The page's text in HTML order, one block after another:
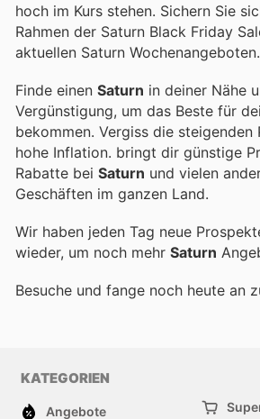
hoch im Kurs stehen. Sichern Sie
Rahmen der Saturn Black Friday
aktuellen Saturn Wochenangeboten.
Finde einen Saturn in deiner Nähe
Vergünstigung, um das Beste für
bekommen. Vergiss die steigenden
hohe Inflation. bringt dir günstige
Rabatte bei Saturn und vielen
Geschäften im ganzen Land.
Wir haben jeden Tag neue
wieder, um noch mehr Saturn
Besuche und fange noch heute an
KATEGORIEN
Angebote